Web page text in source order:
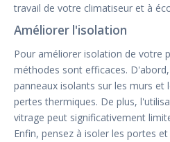
travail de votre climatiseur et à
Améliorer l'isolation
Pour améliorer isolation de votre
méthodes sont efficaces.
panneaux isolants sur les murs et
pertes thermiques. De plus,
vitrage peut significativement
Enfin, pensez à isoler les portes